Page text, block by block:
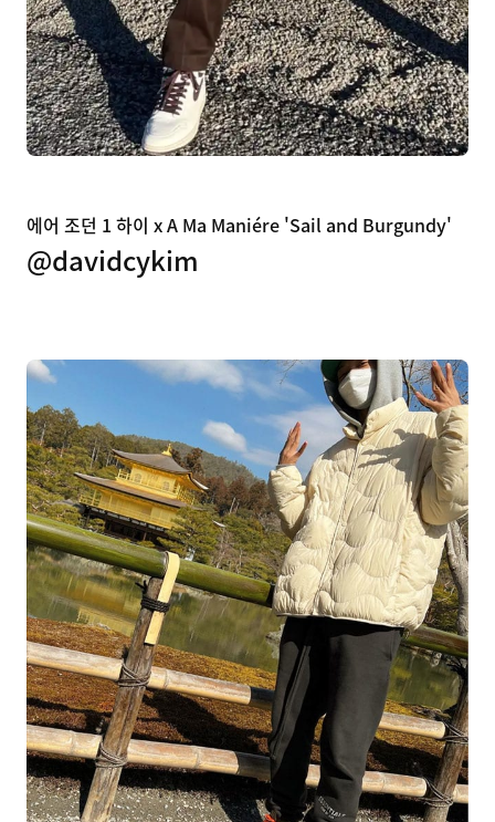
에어 조던 1 하이 x A Ma Maniére 'Sail and Burgundy'
@davidcykim